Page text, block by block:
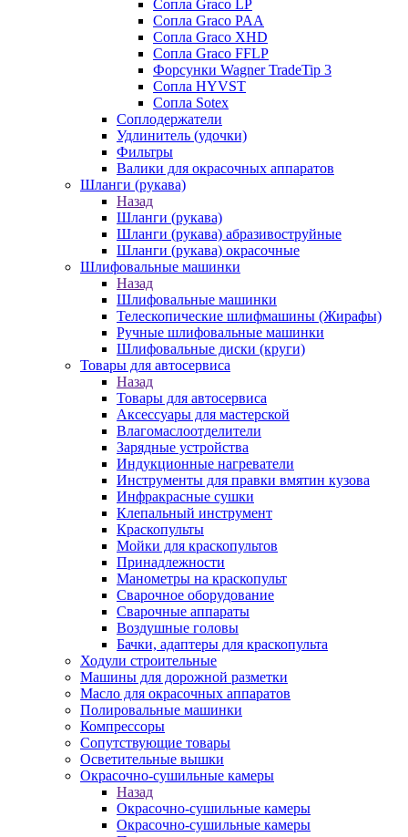
Сопла Graco LP
Сопла Graco PAA
Сопла Graco XHD
Сопла Graco FFLP
Форсунки Wagner TradeTip 3
Сопла HYVST
Сопла Sotex
Соплодержатели
Удлинитель (удочки)
Фильтры
Валики для окрасочных аппаратов
Шланги (рукава)
Назад
Шланги (рукава)
Шланги (рукава) абразивоструйные
Шланги (рукава) окрасочные
Шлифовальные машинки
Назад
Шлифовальные машинки
Телескопические шлифмашины (Жирафы)
Ручные шлифовальные машинки
Шлифовальные диски (круги)
Товары для автосервиса
Назад
Товары для автосервиса
Аксессуары для мастерской
Влагомаслоотделители
Зарядные устройства
Индукционные нагреватели
Инструменты для правки вмятин кузова
Инфракрасные сушки
Клепальный инструмент
Краскопульты
Мойки для краскопультов
Принадлежности
Манометры на краскопульт
Сварочное оборудование
Сварочные аппараты
Воздушные головы
Бачки, адаптеры для краскопульта
Ходули строительные
Машины для дорожной разметки
Масло для окрасочных аппаратов
Полировальные машинки
Компрессоры
Сопутствующие товары
Осветительные вышки
Окрасочно-сушильные камеры
Назад
Окрасочно-сушильные камеры
Окрасочно-сушильные камеры